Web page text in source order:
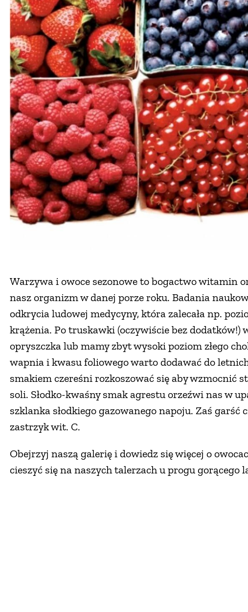
Warzywa i owoce sezonowe to bogactwo witamin
nasz organizm w danej porze roku. Badania
odkrycia ludowej medycyny, która zalecała np.
krążenia. Po truskawki (oczywiście bez dodatków!)
opryszczka lub mamy zbyt wysoki poziom złego
wapnia i kwasu foliowego warto dodawać do
smakiem czereśni rozkoszować się aby wzmocnić
soli. Słodko-kwaśny smak agrestu orzeźwi nas w
szklanka słodkiego gazowanego napoju. Zaś
zastrzyk wit. C.
Obejrzyj naszą galerię i dowiedz się więcej o
cieszyć się na naszych talerzach u progu gorącego